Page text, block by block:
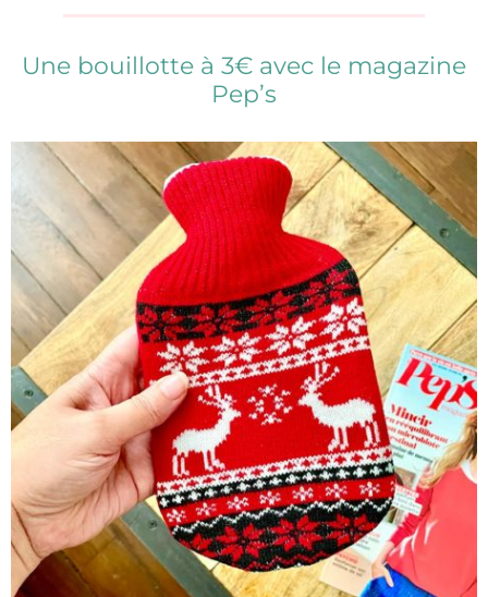
Une bouillotte à 3€ avec le magazine
Pep’s